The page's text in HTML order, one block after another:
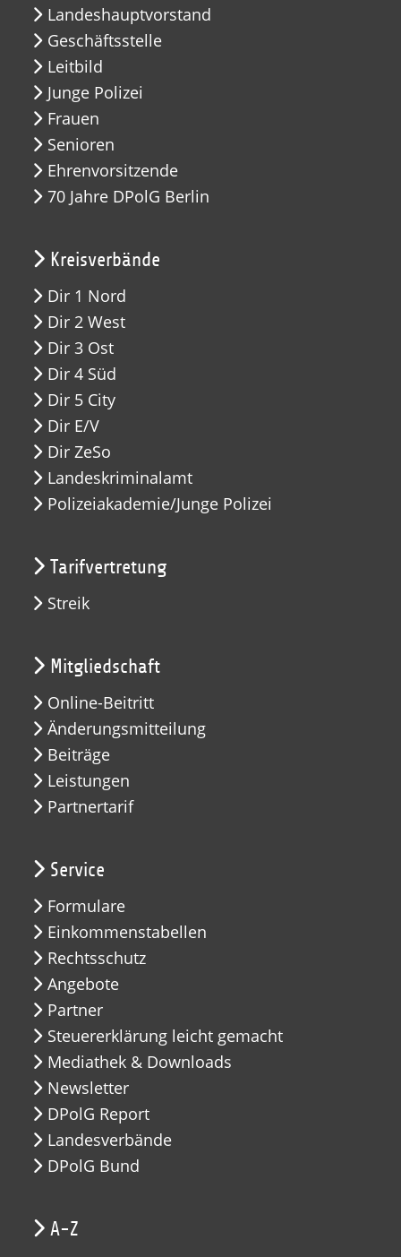
Landeshauptvorstand
Geschäftsstelle
Leitbild
Junge Polizei
Frauen
Senioren
Ehrenvorsitzende
70 Jahre DPolG Berlin
Kreisverbände
Dir 1 Nord
Dir 2 West
Dir 3 Ost
Dir 4 Süd
Dir 5 City
Dir E/V
Dir ZeSo
Landeskriminalamt
Polizeiakademie/Junge Polizei
Tarifvertretung
Streik
Mitgliedschaft
Online-Beitritt
Änderungsmitteilung
Beiträge
Leistungen
Partnertarif
Service
Formulare
Einkommenstabellen
Rechtsschutz
Angebote
Partner
Steuererklärung leicht gemacht
Mediathek & Downloads
Newsletter
DPolG Report
Landesverbände
DPolG Bund
A-Z